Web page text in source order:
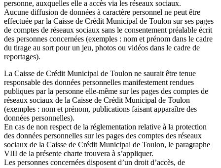
personne, auxquelles elle a accès via les réseaux sociaux.
Aucune diffusion de données à caractère personnel ne peut être
effectuée par la Caisse de Crédit Municipal de Toulon sur ses pages
de comptes de réseaux sociaux sans le consentement préalable écrit
des personnes concernées (exemples : nom et prénom dans le cadre
du tirage au sort pour un jeu, photos ou vidéos dans le cadre de
reportages).
La Caisse de Crédit Municipal de Toulon ne saurait être tenue
responsable des données personnelles manifestement rendues
publiques par la personne elle-même sur les pages des comptes de
réseaux sociaux de la Caisse de Crédit Municipal de Toulon
(exemples : nom et prénom, publications faisant apparaître des
données personnelles).
En cas de non respect de la réglementation relative à la protection
des données personnelles sur les pages des comptes des réseaux
sociaux de la Caisse de Crédit Municipal de Toulon, le paragraphe
VIII de la présente charte trouvera à s’appliquer.
Les personnes concernées disposent d’un droit d’accès, de